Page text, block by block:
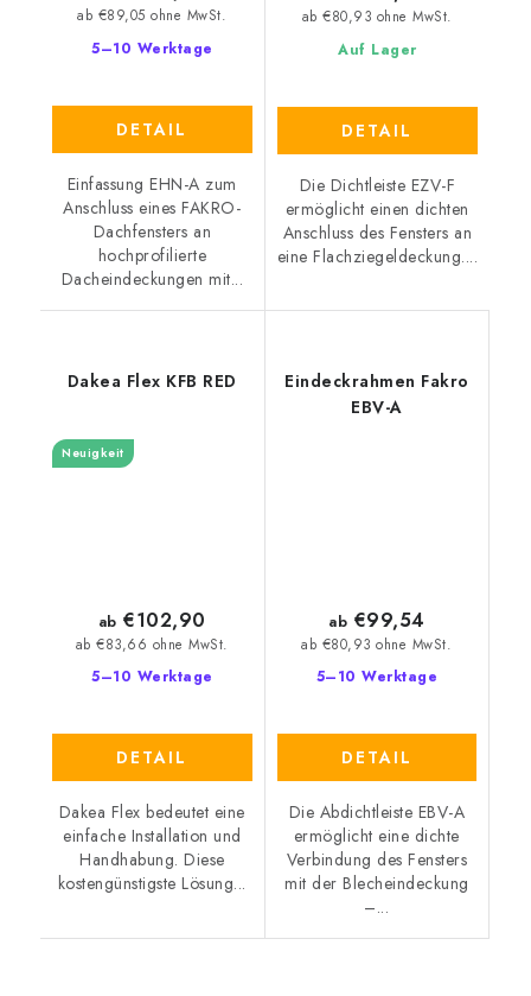
5–10 Werktage
ab €89,05 ohne MwSt.
DETAIL
Einfassung EHN-A zum
Anschluss eines FAKRO-
Dachfensters an
hochprofilierte
Dacheindeckungen mit...
Auf Lager
ab €80,93 ohne MwSt.
DETAIL
Die Dichtleiste EZV-F
ermöglicht einen dichten
Anschluss des Fensters an
eine Flachziegeldeckung....
Dakea Flex KFB RED
Neuigkeit
5–10 Werktage
ab €83,66 ohne MwSt.
ab €102,90
DETAIL
Dakea Flex bedeutet eine
einfache Installation und
Handhabung. Diese
kostengünstigste Lösung...
Eindeckrahmen Fakro
EBV-A
5–10 Werktage
ab €80,93 ohne MwSt.
ab €99,54
DETAIL
Die Abdichtleiste EBV-A
ermöglicht eine dichte
Verbindung des Fensters
mit der Blecheindeckung
–...